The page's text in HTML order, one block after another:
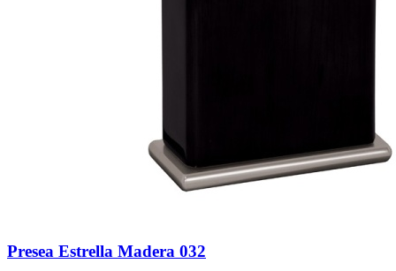
Presea Estrella Madera 032